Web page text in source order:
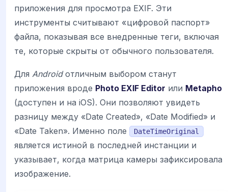
приложения для просмотра EXIF. Эти
инструменты считывают «цифровой паспорт»
файла, показывая все внедренные теги, включая
те, которые скрыты от обычного пользователя.
Для Androidотличным выбором станут
приложения вроде Photo EXIF Editor или Metapho
(доступен и на iOS). Они позволяют увидеть
разницу между «Date Created», «Date Modified» и
«Date Taken». Именно поле
DateTimeOriginal
является истиной в последней инстанции и
указывает, когда матрица камеры зафиксировала
изображение.